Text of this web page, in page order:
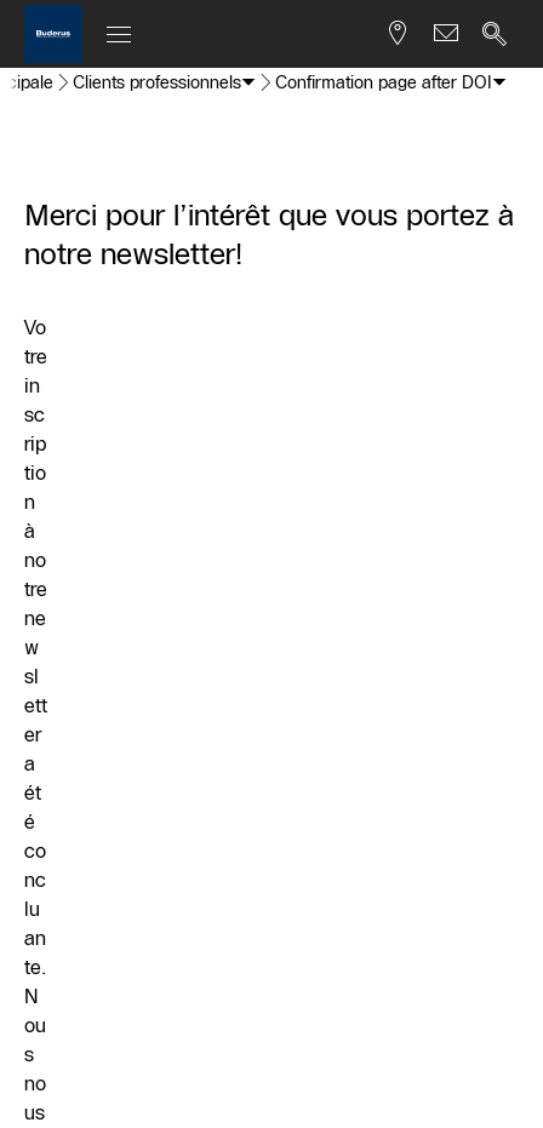
Clients professionnels Confirmation page after DOI
Merci pour l’intérêt que vous portez à
notre newsletter!
Vo
tre
in
sc
rip
tio
n
à
no
tre
ne
w
sl
ett
er
a
ét
é
co
nc
lu
an
te.
N
ou
s
no
us